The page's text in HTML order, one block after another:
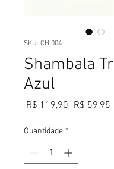
SKU: CHI004
Shambala
Azul
R$ 119,90 Preço
R$ 59,95
Quantidade *